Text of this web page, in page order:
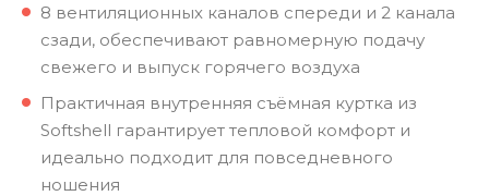
8 вентиляционных каналов спереди и 2 канала
сзади, обеспечивают равномерную подачу
свежего и выпуск горячего воздуха
Практичная внутренняя съёмная куртка из
Softshell гарантирует тепловой комфорт и
идеально подходит для повседневного
ношения